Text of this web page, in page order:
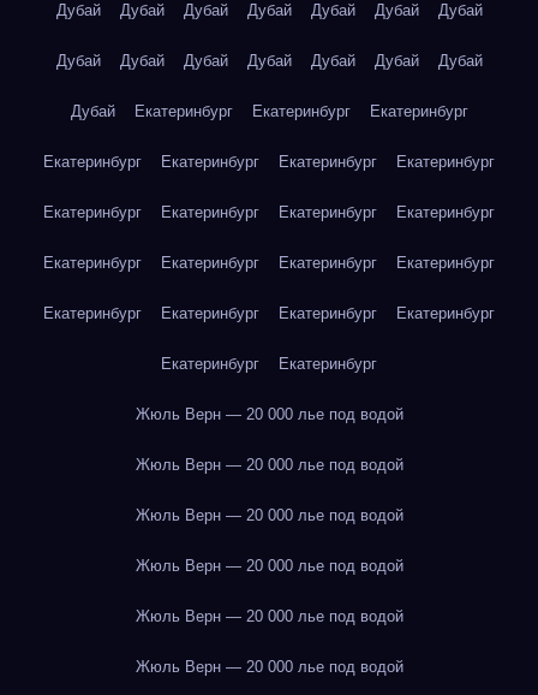
Дубай Дубай Дубай Дубай Дубай Дубай Дубай
Дубай Дубай Дубай Дубай Дубай Дубай Дубай
Дубай Екатеринбург Екатеринбург Екатеринбург
Екатеринбург Екатеринбург Екатеринбург Екатеринбург
Екатеринбург Екатеринбург Екатеринбург Екатеринбург
Екатеринбург Екатеринбург Екатеринбург Екатеринбург
Екатеринбург Екатеринбург Екатеринбург Екатеринбург
Екатеринбург Екатеринбург
Жюль Верн — 20 000 лье под водой
Жюль Верн — 20 000 лье под водой
Жюль Верн — 20 000 лье под водой
Жюль Верн — 20 000 лье под водой
Жюль Верн — 20 000 лье под водой
Жюль Верн — 20 000 лье под водой